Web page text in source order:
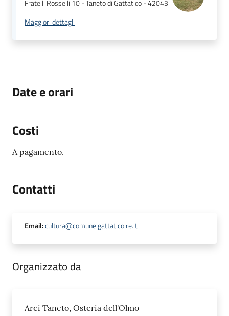
Fratelli Rosselli 10 - Taneto di Gattatico - 42043
Maggiori dettagli
Date e orari
Costi
A pagamento.
Contatti
Email:cultura@comune.gattatico.re.it
Organizzato da
Arci Taneto, Osteria dell'Olmo